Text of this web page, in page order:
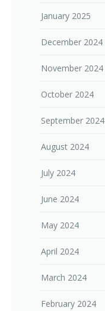
January 2025
December 2024
November 2024
October 2024
September 2024
August 2024
July 2024
June 2024
May 2024
April 2024
March 2024
February 2024